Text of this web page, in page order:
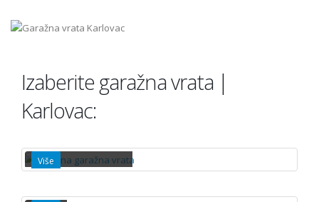
Izaberite garažna vrata |
Karlovac:
Više